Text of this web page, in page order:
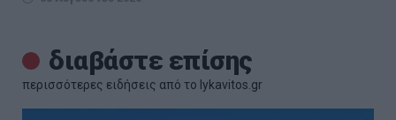
διαβάστε επίσης
περισσότερες ειδήσεις από το lykavitos.gr